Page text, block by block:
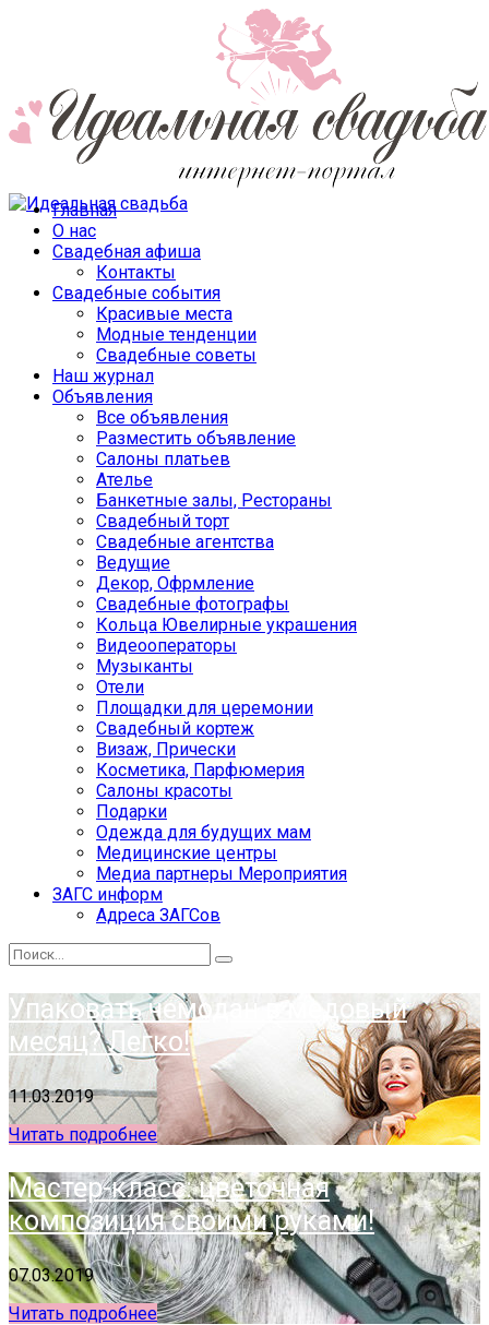
Главная
О нас
Свадебная афиша
Контакты
Свадебные события
Красивые места
Модные тенденции
Свадебные советы
Наш журнал
Объявления
Все объявления
Разместить объявление
Салоны платьев
Ателье
Банкетные залы, Рестораны
Свадебный торт
Свадебные агентства
Ведущие
Декор, Офрмление
Свадебные фотографы
Кольца Ювелирные украшения
Видеооператоры
Музыканты
Отели
Площадки для церемонии
Свадебный кортеж
Визаж, Прически
Косметика, Парфюмерия
Салоны красоты
Подарки
Одежда для будущих мам
Медицинские центры
Медиа партнеры Мероприятия
ЗАГС информ
Адреса ЗАГСов
Упаковать чемодан в медовый
месяц? Легко!
11.03.2019
Читать подробнее
Мастер-класс: цветочная
композиция своими руками!
07.03.2019
Читать подробнее